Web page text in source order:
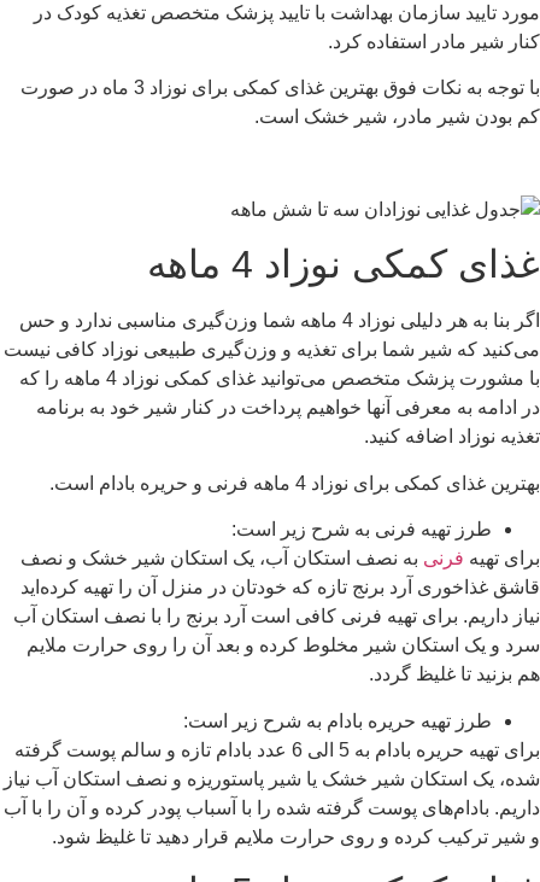
مورد تایید سازمان بهداشت با تایید پزشک متخصص تغذیه کودک در
کنار شیر مادر استفاده کرد.
با توجه به نکات فوق بهترین غذای کمکی برای نوزاد 3 ماه در صورت
کم بودن شیر مادر، شیر خشک است.
غذای کمکی نوزاد 4 ماهه
اگر بنا به هر دلیلی نوزاد 4 ماهه شما وزن‌گیری مناسبی ندارد و حس
می‌کنید که شیر شما برای تغذیه و وزن‌گیری طبیعی نوزاد کافی نیست
با مشورت پزشک متخصص می‌توانید غذای کمکی نوزاد 4 ماهه را که
در ادامه به معرفی آنها خواهیم پرداخت در کنار شیر خود به برنامه
تغذیه نوزاد اضافه کنید.
بهترین غذای کمکی برای نوزاد 4 ماهه فرنی و حریره بادام است.
طرز تهیه فرنی به شرح زیر است:
برای تهیه فرنی به نصف استکان آب، یک استکان شیر خشک و نصف
قاشق غذاخوری آرد برنج تازه که خودتان در منزل آن را تهیه کرده‌اید
نیاز داریم. برای تهیه فرنی کافی است آرد برنج را با نصف استکان آب
سرد و یک استکان شیر مخلوط کرده و بعد آن را روی حرارت ملایم
هم بزنید تا غلیظ گردد.
طرز تهیه حریره بادام به شرح زیر است:
برای تهیه حریره بادام به 5 الی 6 عدد بادام تازه و سالم پوست گرفته
شده، یک استکان شیر خشک یا شیر پاستوریزه و نصف استکان آب نیاز
داریم. بادام‌های پوست گرفته شده را با آسباب پودر کرده و آن را با آب
و شیر ترکیب کرده و روی حرارت ملایم قرار دهید تا غلیظ شود.